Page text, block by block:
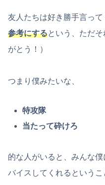
友人たちは好き勝手言っ
参考にするという、ただ
がとう！）
つまり僕みたいな、
特攻隊
当たって砕けろ
的な人がいると、みんな
バイスしてくれるというこ